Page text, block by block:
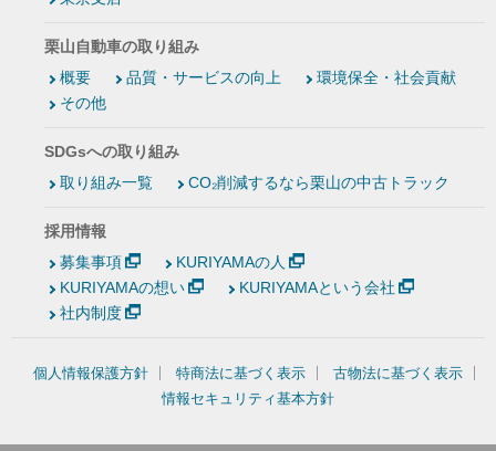
栗山自動車の取り組み
概要
品質・サービスの向上
環境保全・社会貢献
その他
SDGsへの取り組み
取り組み一覧
CO₂削減するなら栗山の中古トラック
採用情報
募集事項
KURIYAMAの人
KURIYAMAの想い
KURIYAMAという会社
社内制度
個人情報保護方針 特商法に基づく表示
古物法に基づく表示
情報セキュリティ基本方針